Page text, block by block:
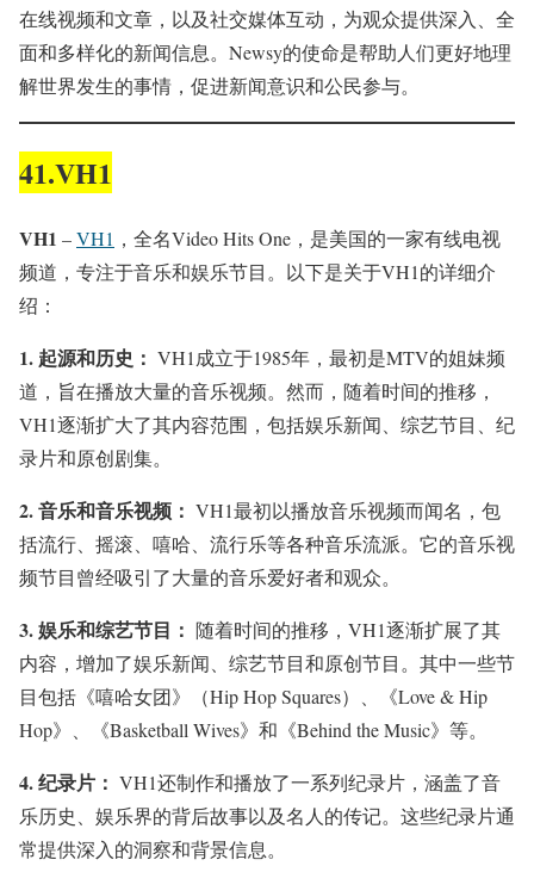
在线视频和文章，以及社交媒体互动，为观众提供深入、全
面和多样化的新闻信息。Newsy的使命是帮助人们更好地理
解世界发生的事情，促进新闻意识和公民参与。
41.VH1
VH1 –VH1 ，全名Video Hits One，是美国的一家有线电视
频道，专注于音乐和娱乐节目。以下是关于VH1的详细介
绍：
1. 起源和历史： VH1成立于1985年，最初是MTV的姐妹频
道，旨在播放大量的音乐视频。然而，随着时间的推移，
VH1逐渐扩大了其内容范围，包括娱乐新闻、综艺节目、纪
录片和原创剧集。
2.音乐和音乐视频： VH1最初以播放音乐视频而闻名，包
括流行、摇滚、嘻哈、流行乐等各种音乐流派。它的音乐视
频节目曾经吸引了大量的音乐爱好者和观众。
3.娱乐和综艺节目： 随着时间的推移，VH1逐渐扩展了其
内容，增加了娱乐新闻、综艺节目和原创节目。其中一些节
目包括《嘻哈女团》（Hip Hop Squares）、《Love & Hip
Hop》、《Basketball Wives》和《Behind the Music》等。
4.纪录片： VH1还制作和播放了一系列纪录片，涵盖了音
乐历史、娱乐界的背后故事以及名人的传记。这些纪录片通
常提供深入的洞察和背景信息。